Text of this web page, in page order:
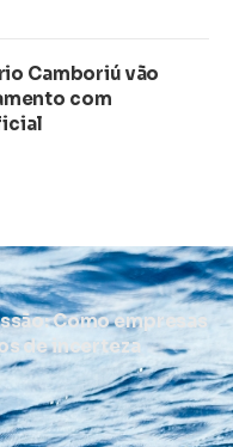
Camboriú vão
com
Como empresas
de incerteza